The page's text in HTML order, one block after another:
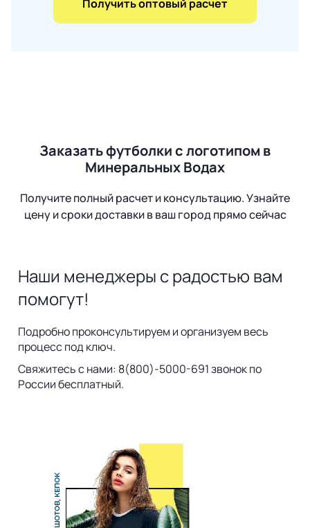
Получить оптовый расчет
Заказать футболки с логотипом в
Минеральных Водах
Получите полный расчет и консультацию. Узнайте
цену и сроки доставки в ваш город прямо сейчас
Наши менеджеры с радостью вам
помогут!
Подробно проконсультируем и организуем весь
процесс под ключ.
Свяжитесь с нами: 8(800)-5000-691 звонок по
России бесплатный.